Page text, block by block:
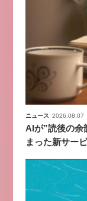
ニュース 2026.08.07
AIが”読後の余
まった新サー